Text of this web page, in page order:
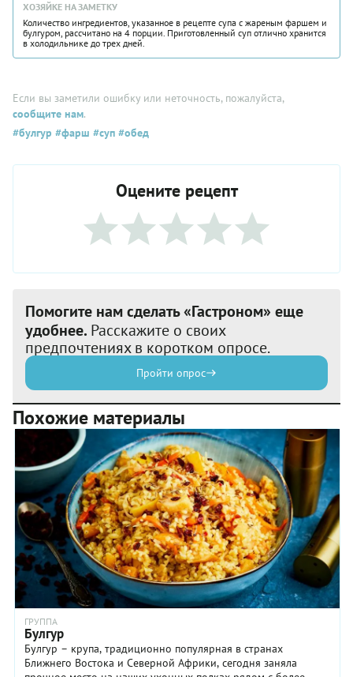
ХОЗЯЙКЕ НА ЗАМЕТКУ
Количество ингредиентов, указанное в рецепте супа с жареным фаршем и
булгуром, рассчитано на 4 порции. Приготовленный суп отлично хранится
в холодильнике до трех дней.
Если вы заметили ошибку или неточность, пожалуйста,
сообщите нам.
#булгур #фарш #суп #обед
Оцените рецепт
Помогите нам сделать «Гастроном» еще
удобнее. Расскажите о своих
предпочтениях в коротком опросе.
Пройти опрос
Похожие материалы
ГРУППА
Булгур
Булгур – крупа, традиционно популярная в странах
Ближнего Востока и Северной Африки, сегодня заняла